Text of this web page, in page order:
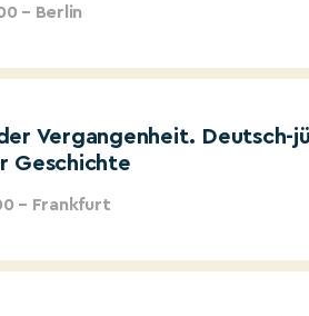
– Berlin
Vergangenheit. Deutsch-
Geschichte
– Frankfurt